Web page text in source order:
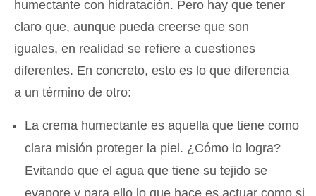
humectante con hidratación. Pero hay que tener
claro que, aunque pueda creerse que son
iguales, en realidad se refiere a cuestiones
diferentes. En concreto, esto es lo que diferencia
a un término de otro:
La crema humectante es aquella que tiene como
clara misión proteger la piel. ¿Cómo lo logra?
Evitando que el agua que tiene su tejido se